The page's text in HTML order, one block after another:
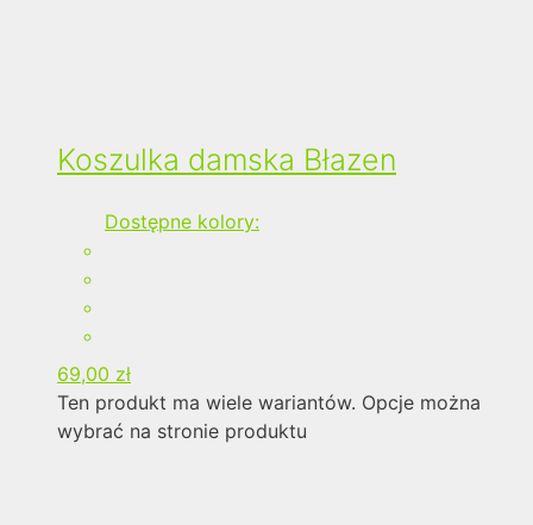
Koszulka damska Błazen
Dostępne kolory:
69,00 zł
Ten produkt ma wiele wariantów. Opcje można
wybrać na stronie produktu